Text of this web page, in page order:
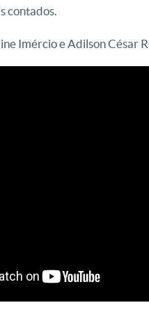
contados.
Imércio e Adilson César